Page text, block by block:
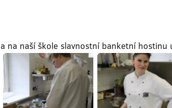
naší škole slavnostní banketní